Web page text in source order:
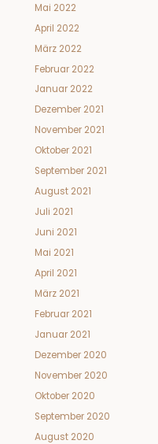
Mai 2022
April 2022
März 2022
Februar 2022
Januar 2022
Dezember 2021
November 2021
Oktober 2021
September 2021
August 2021
Juli 2021
Juni 2021
Mai 2021
April 2021
März 2021
Februar 2021
Januar 2021
Dezember 2020
November 2020
Oktober 2020
September 2020
August 2020